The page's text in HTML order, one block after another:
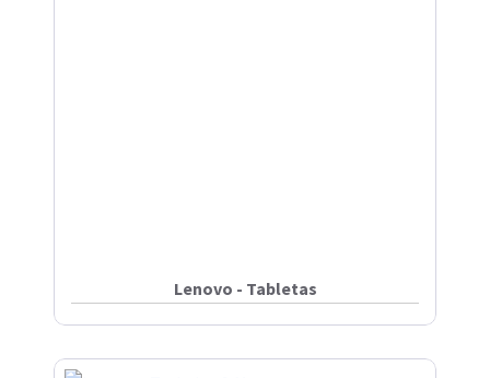
Lenovo - Tabletas